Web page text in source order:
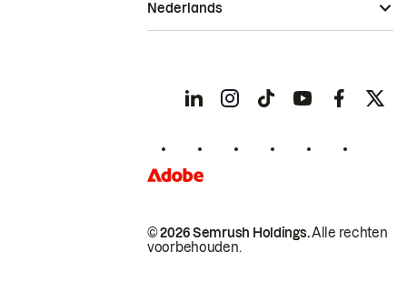
© 2026 Semrush Holdings.Alle rechten
voorbehouden.
Nederlands